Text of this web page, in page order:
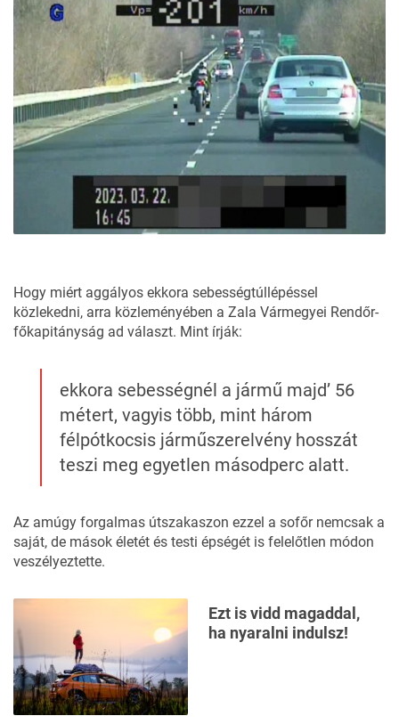
Hogy miért aggályos ekkora sebességtúllépéssel
közlekedni, arra közleményében a Zala Vármegyei Rendőr-
főkapitányság ad választ. Mint írják:
ekkora sebességnél a jármű majd’ 56
métert, vagyis több, mint három
félpótkocsis járműszerelvény hosszát
teszi meg egyetlen másodperc alatt.
Az amúgy forgalmas útszakaszon ezzel a sofőr nemcsak a
saját, de mások életét és testi épségét is felelőtlen módon
veszélyeztette.
Ezt is vidd magaddal,
ha nyaralni indulsz!